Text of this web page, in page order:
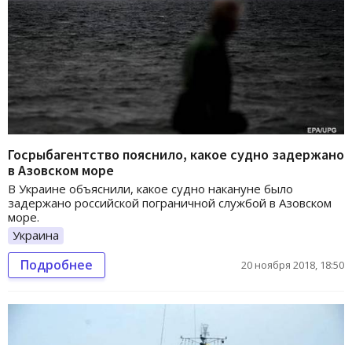
Госрыбагентство пояснило, какое судно задержано
в Азовском море
В Украине объяснили, какое судно накануне было
задержано российской пограничной службой в Азовском
море.
Украина
Подробнее 20 ноября 2018, 18:50